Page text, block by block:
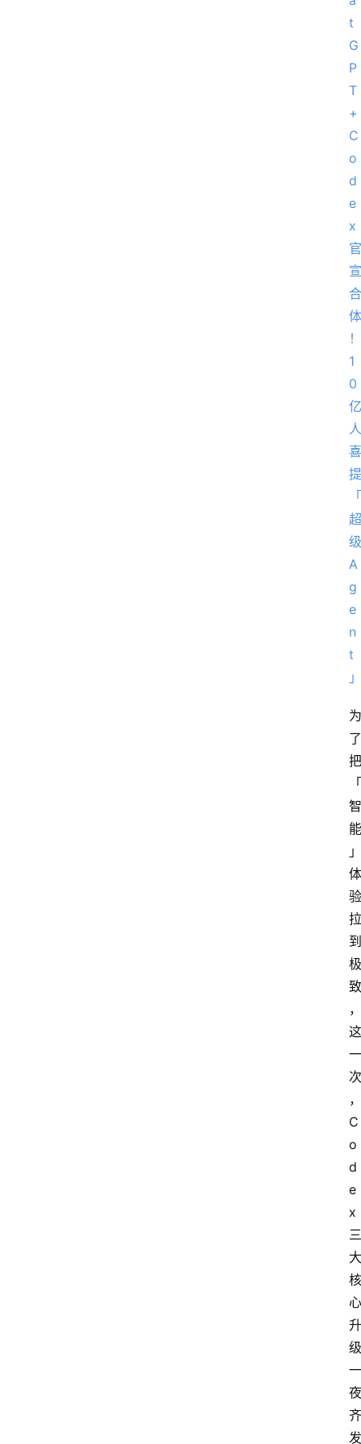
为
了
把
「
智
能
」
体
验
拉
到
极
致
，
这
一
次
，
C
o
d
e
x
三
大
核
心
升
级
一
夜
齐
发